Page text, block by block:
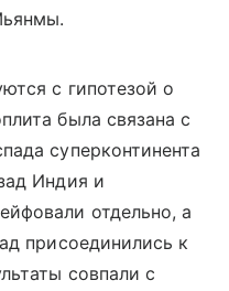
с гипотезой о
была связана с
суперконтинента
Индия и
отдельно, а
присоединились к
совпали с